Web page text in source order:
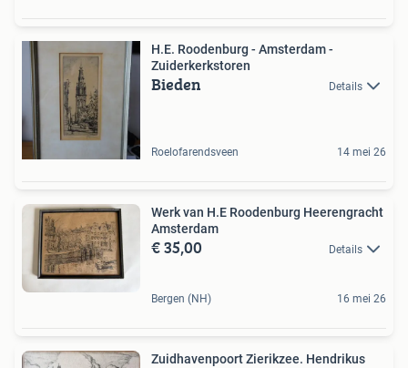
H.E. Roodenburg - Amsterdam -
Zuiderkerkstoren
Bieden Details
Roelofarendsveen 14 mei 26
Werk van H.E Roodenburg Heerengracht
Amsterdam
€ 35,00 Details
Bergen (NH) 16 mei 26
Zuidhavenpoort Zierikzee. Hendrikus